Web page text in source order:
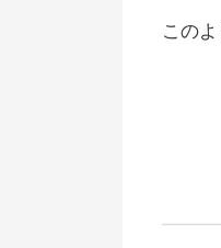
この